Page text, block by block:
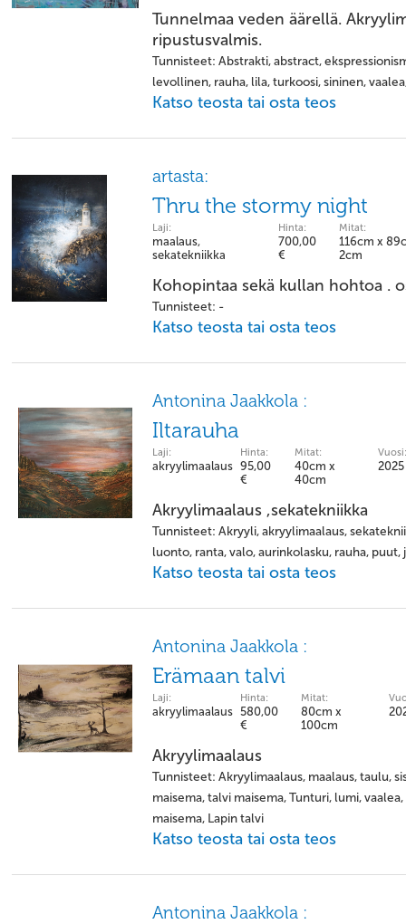
Tunnelmaa veden äärellä.
ripustusvalmis.
Tunnisteet: Abstrakti, abstract,
levollinen, rauha, lila, turkoosi, sininen,
Katso teosta tai osta teos
artasta:
Thru the stormy night
Laji:
maalaus,
sekatekniikka
Hinta:
700,00
€
Mitat:
116cm x
2cm
Kohopintaa sekä kullan hohtoa .
Tunnisteet: -
Katso teosta tai osta teos
Antonina Jaakkola :
Iltarauha
Laji:
akryylimaalaus
Hinta:
95,00
€
Mitat:
40cm x
40cm
Vuosi:
2025
Akryylimaalaus ,sekatekniikka
Tunnisteet: Akryyli, akryylimaalaus,
luonto, ranta, valo, aurinkolasku, rauha, puut,
Katso teosta tai osta teos
Antonina Jaakkola :
Erämaan talvi
Laji:
akryylimaalaus
Hinta:
580,00
€
Mitat:
80cm x
100cm
Akryylimaalaus
Tunnisteet: Akryylimaalaus, maalaus, taulu,
maisema, talvi maisema, Tunturi, lumi,
maisema, Lapin talvi
Katso teosta tai osta teos
Antonina Jaakkola :